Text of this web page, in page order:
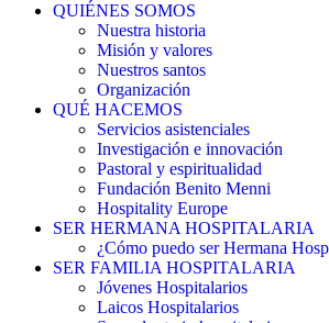
QUIÉNES SOMOS
Nuestra historia
Misión y valores
Nuestros santos
Organización
QUÉ HACEMOS
Servicios asistenciales
Investigación e innovación
Pastoral y espiritualidad
Fundación Benito Menni
Hospitality Europe
SER HERMANA HOSPITALARIA
¿Cómo puedo ser Hermana
SER FAMILIA HOSPITALARIA
Jóvenes Hospitalarios
Laicos Hospitalarios